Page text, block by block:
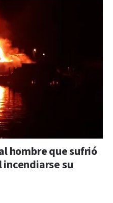
hombre que sufrió
su